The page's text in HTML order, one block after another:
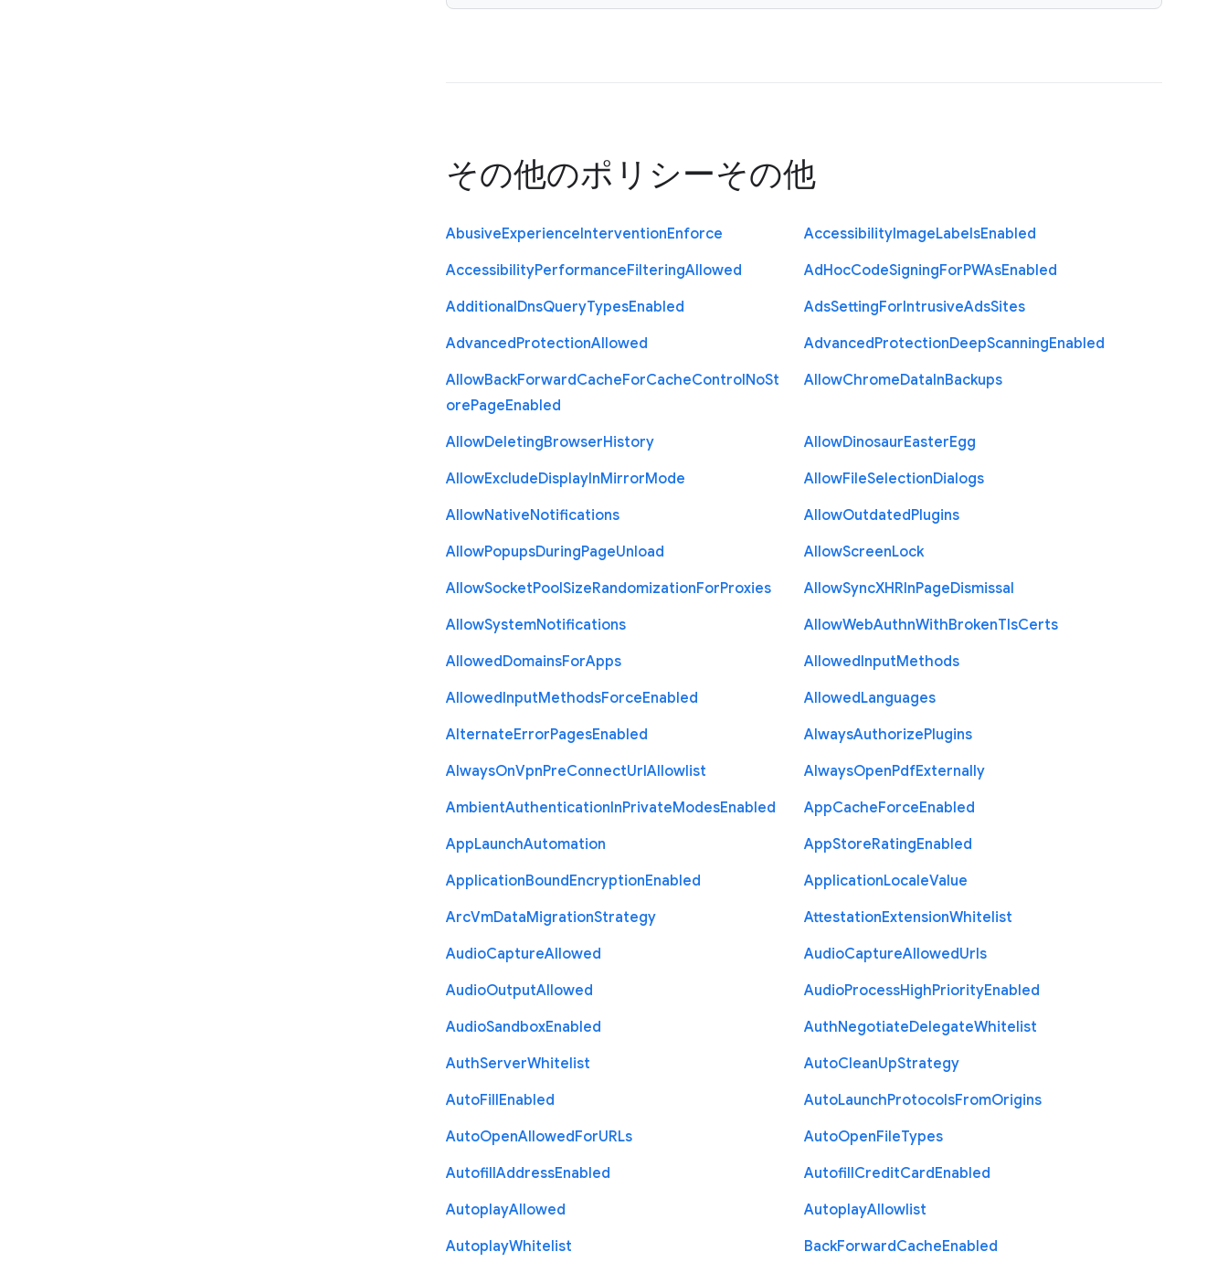
その他のポリシーその他
AbusiveExperienceInterventionEnforce AccessibilityImageLabelsEnabled
AccessibilityPerformanceFilteringAllowed AdHocCodeSigningForPWAsEnabled
AdditionalDnsQueryTypesEnabled AdsSettingForIntrusiveAdsSites
AdvancedProtectionAllowed AdvancedProtectionDeepScanningEnabled
AllowBackForwardCacheForCacheControlNoSt
orePageEnabled
AllowChromeDataInBackups
AllowDeletingBrowserHistory AllowDinosaurEasterEgg
AllowExcludeDisplayInMirrorMode AllowFileSelectionDialogs
AllowNativeNotifications AllowOutdatedPlugins
AllowPopupsDuringPageUnload AllowScreenLock
AllowSocketPoolSizeRandomizationForProxies AllowSyncXHRInPageDismissal
AllowSystemNotifications AllowWebAuthnWithBrokenTlsCerts
AllowedDomainsForApps AllowedInputMethods
AllowedInputMethodsForceEnabled AllowedLanguages
AlternateErrorPagesEnabled AlwaysAuthorizePlugins
AlwaysOnVpnPreConnectUrlAllowlist AlwaysOpenPdfExternally
AmbientAuthenticationInPrivateModesEnabled AppCacheForceEnabled
AppLaunchAutomation AppStoreRatingEnabled
ApplicationBoundEncryptionEnabled ApplicationLocaleValue
ArcVmDataMigrationStrategy AttestationExtensionWhitelist
AudioCaptureAllowed AudioCaptureAllowedUrls
AudioOutputAllowed AudioProcessHighPriorityEnabled
AudioSandboxEnabled AuthNegotiateDelegateWhitelist
AuthServerWhitelist AutoCleanUpStrategy
AutoFillEnabled AutoLaunchProtocolsFromOrigins
AutoOpenAllowedForURLs AutoOpenFileTypes
AutofillAddressEnabled AutofillCreditCardEnabled
AutoplayAllowed AutoplayAllowlist
AutoplayWhitelist BackForwardCacheEnabled